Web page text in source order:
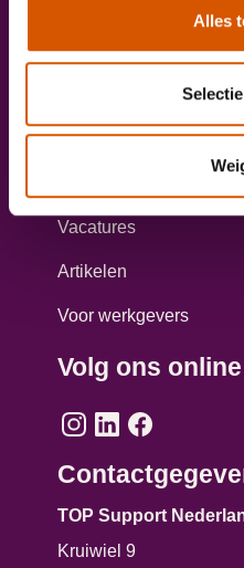
Alles
Onze diensten
Taxichauffeur worden?
Aanmelden opleiding
Vacatures
Artikelen
Voor werkgevers
Volg ons online
TOP Support
Kruiwiel 9